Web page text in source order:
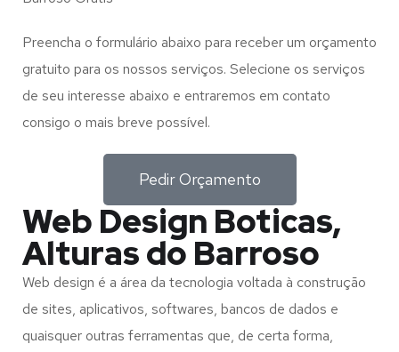
Preencha o formulário abaixo para receber um orçamento
gratuito para os nossos serviços. Selecione os serviços
de seu interesse abaixo e entraremos em contato
consigo o mais breve possível.
Pedir Orçamento
Web Design Boticas,
Alturas do Barroso
Web design é a área da tecnologia voltada à construção
de sites, aplicativos, softwares, bancos de dados e
quaisquer outras ferramentas que, de certa forma,